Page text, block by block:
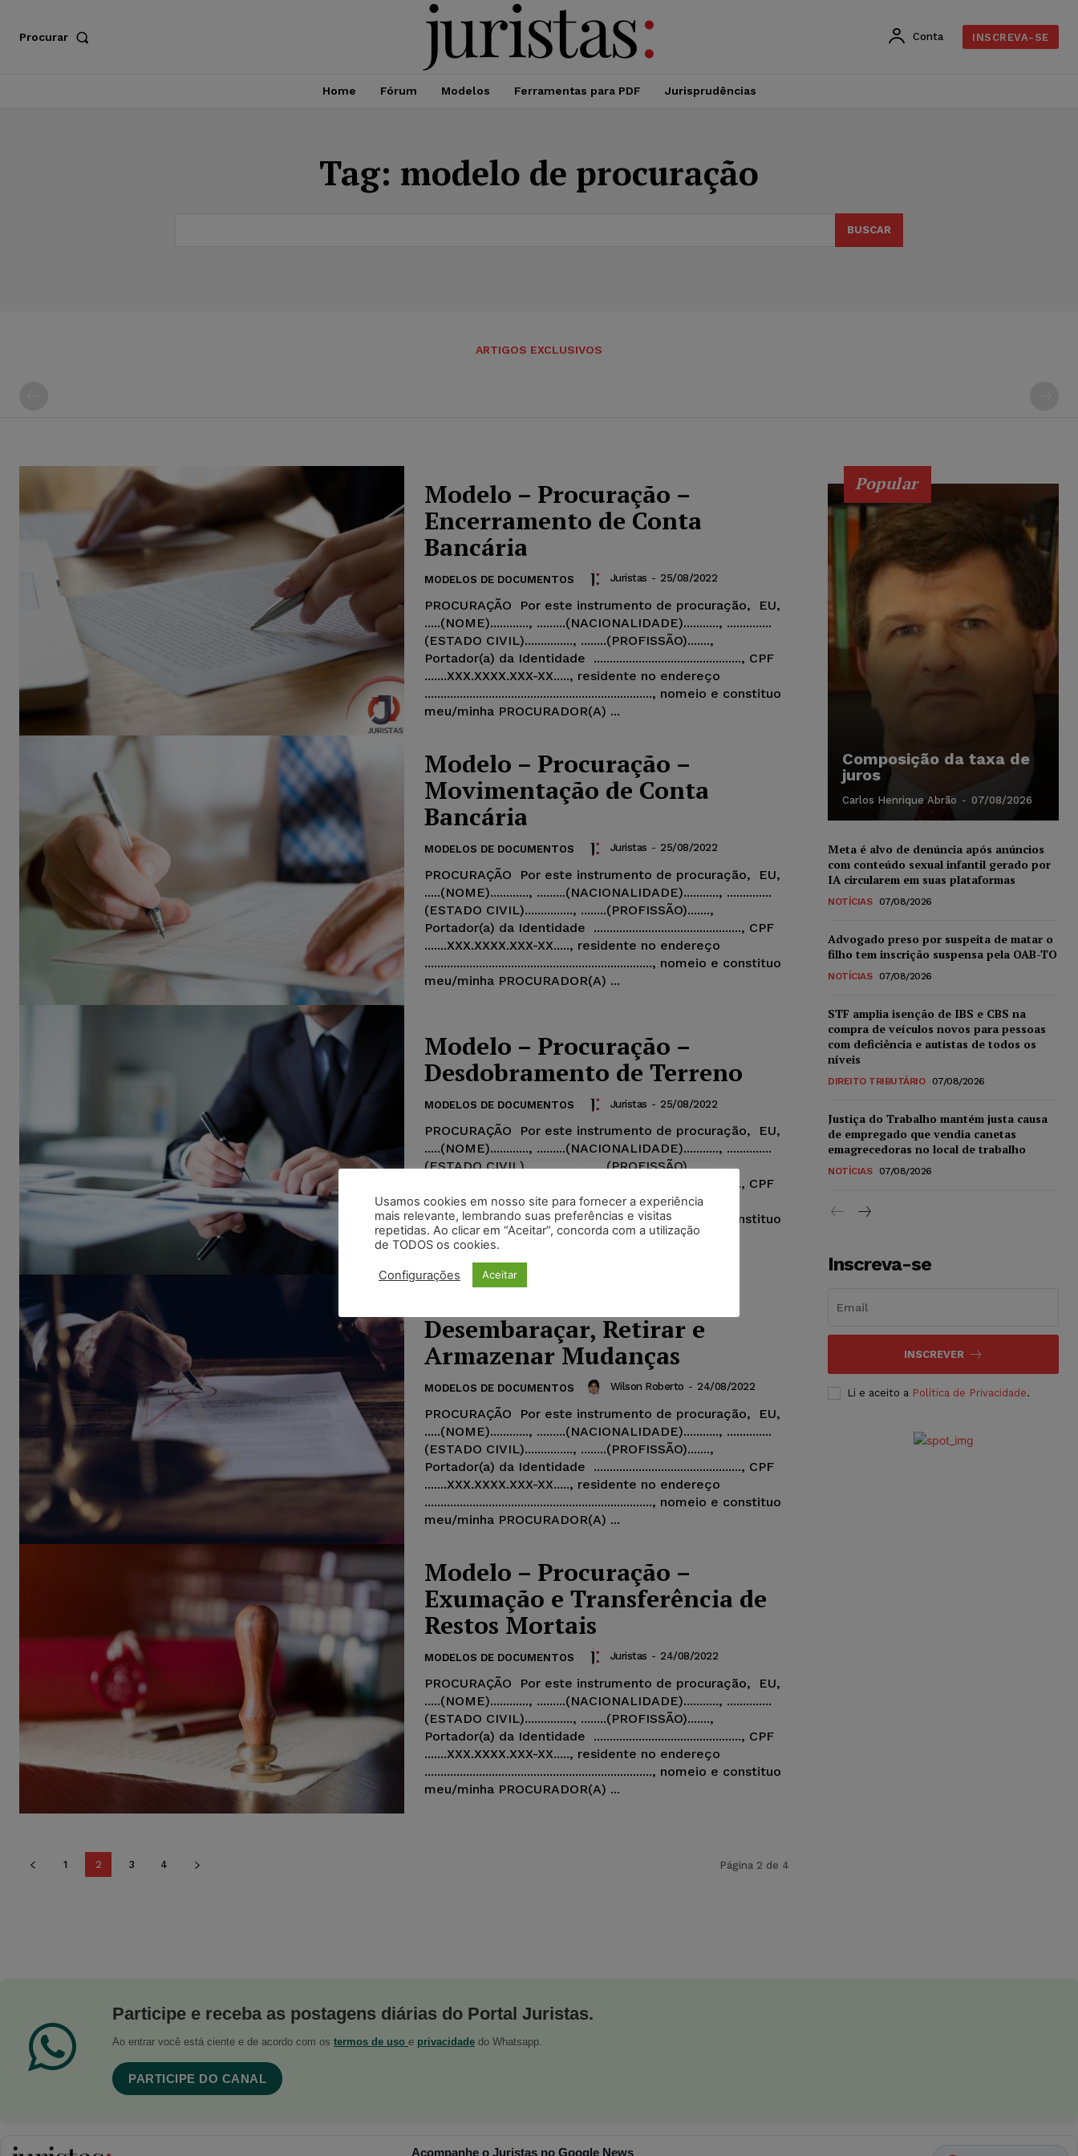
Procurar Conta INSCREVA-SE
Home Fórum Modelos Ferramentas para PDF Jurisprudências
Tag: modelo de procuração
BUSCAR
ARTIGOS EXCLUSIVOS
Modelo – Procuração –
Encerramento de Conta
Bancária
MODELOS DE DOCUMENTOS Juristas - 25/08/2022
PROCURAÇÃO Por este instrumento de procuração, EU,
.....(NOME)............, .........(NACIONALIDADE)..........., ..............
(ESTADO CIVIL)..............., ........(PROFISSÃO).......,
Portador(a) da Identidade .............................................., CPF
.......XXX.XXXX.XXX-XX....., residente no endereço
......................................................................., nomeio e constituo
meu/minha PROCURADOR(A) ...
Modelo – Procuração –
Movimentação de Conta
Bancária
MODELOS DE DOCUMENTOS Juristas - 25/08/2022
PROCURAÇÃO Por este instrumento de procuração, EU,
.....(NOME)............, .........(NACIONALIDADE)..........., ..............
(ESTADO CIVIL)..............., ........(PROFISSÃO).......,
Portador(a) da Identidade .............................................., CPF
.......XXX.XXXX.XXX-XX....., residente no endereço
......................................................................., nomeio e constituo
meu/minha PROCURADOR(A) ...
Modelo – Procuração –
Desdobramento de Terreno
MODELOS DE DOCUMENTOS Juristas - 25/08/2022
PROCURAÇÃO Por este instrumento de procuração, EU,
.....(NOME)............, .........(NACIONALIDADE)..........., ..............
(ESTADO CIVIL)..............., ........(PROFISSÃO).......,
Portador(a) da Identidade .............................................., CPF
.......XXX.XXXX.XXX-XX....., residente no endereço
......................................................................., nomeio e constituo
meu/minha PROCURADOR(A) ...
Desembaraçar, Retirar e
Armazenar Mudanças
MODELOS DE DOCUMENTOS Wilson Roberto - 24/08/2022
PROCURAÇÃO Por este instrumento de procuração, EU,
.....(NOME)............, .........(NACIONALIDADE)..........., ..............
(ESTADO CIVIL)..............., ........(PROFISSÃO).......,
Portador(a) da Identidade .............................................., CPF
.......XXX.XXXX.XXX-XX....., residente no endereço
......................................................................., nomeio e constituo
meu/minha PROCURADOR(A) ...
Modelo – Procuração –
Exumação e Transferência de
Restos Mortais
MODELOS DE DOCUMENTOS Juristas - 24/08/2022
PROCURAÇÃO Por este instrumento de procuração, EU,
.....(NOME)............, .........(NACIONALIDADE)..........., ..............
(ESTADO CIVIL)..............., ........(PROFISSÃO).......,
Portador(a) da Identidade .............................................., CPF
.......XXX.XXXX.XXX-XX....., residente no endereço
......................................................................., nomeio e constituo
meu/minha PROCURADOR(A) ...
1 2 3 4 Página 2 de 4
Popular
Composição da taxa de
juros
Carlos Henrique Abrão - 07/08/2026
Meta é alvo de denúncia após anúncios
com conteúdo sexual infantil gerado por
IA circularem em suas plataformas
NOTÍCIAS 07/08/2026
Advogado preso por suspeita de matar o
filho tem inscrição suspensa pela OAB-TO
NOTÍCIAS 07/08/2026
STF amplia isenção de IBS e CBS na
compra de veículos novos para pessoas
com deficiência e autistas de todos os
níveis
DIREITO TRIBUTÁRIO 07/08/2026
Justiça do Trabalho mantém justa causa
de empregado que vendia canetas
emagrecedoras no local de trabalho
NOTÍCIAS 07/08/2026
Inscreva-se
INSCREVER
Li e aceito a Política de Privacidade.
Participe e receba as postagens diárias do Portal Juristas.
Ao entrar você está ciente e de acordo com os termos de uso e privacidade do Whatsapp.
PARTICIPE DO CANAL
Acompanhe o Juristas no Google News
Usamos cookies em nosso site para fornecer a experiência
mais relevante, lembrando suas preferências e visitas
repetidas. Ao clicar em “Aceitar”, concorda com a utilização
de TODOS os cookies.
Configurações Aceitar